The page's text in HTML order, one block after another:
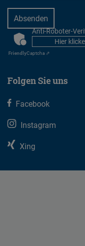
CAPTCHAAnti-Roboter-
Hier
FriendlyCaptcha ⇗
Folgen Sie uns
Facebook
Instagram
Xing